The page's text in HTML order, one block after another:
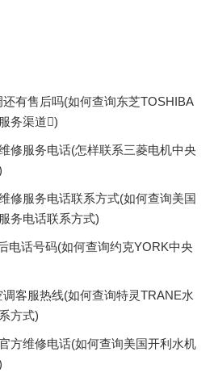
有售后吗(如何查询东芝TOSHIBA
务渠道)
修服务电话(怎样联系三菱电机中央
修服务电话联系方式(如何查询美国
务电话联系方式)
电话号码(如何查询约克YORK中央
客服热线(如何查询特灵TRANE水
方式)
方维修电话(如何查询美国开利水机